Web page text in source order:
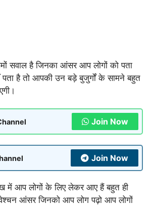
सवाल है जिनका आंसर आप लोगों को पता
पता है तो आपकी उन बड़े बुजुर्गों के सामने बहुत
Join Now
Join Now
में आप लोगों के लिए लेकर आए हैं बहुत ही
आंसर जिनको आप लोग पढ़ो आप लोगों